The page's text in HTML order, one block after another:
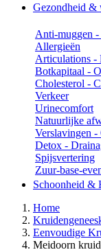
Gezondheid &
Anti-muggen -
Allergieën
Articulations -
Botkapitaal -
Cholesterol -
Verkeer
Urinecomfort
Natuurlijke
Verslavingen
Detox -
Spijsvertering
Zuur-base-
Schoonheid &
Home
Eenvoudige
Meidoorn